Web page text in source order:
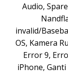
Audio,
invalid/
OS, Kamera
Error 9,
iPhone,